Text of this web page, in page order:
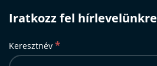
Iratkozz fel hírlevelünkre
Keresztnév *